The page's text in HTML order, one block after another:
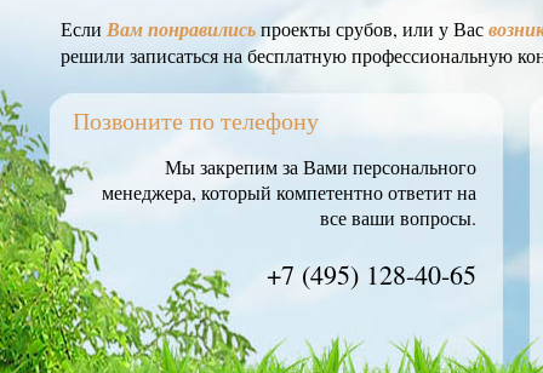
Позвоните по телефону
Мы закрепим за Вами персонального
менеджера, который компетентно ответит на
все ваши вопросы.
+7 (495) 128-40-65
Если Вам понравилисьпроекты срубов, или у Вас
решили записаться на бесплатную профессиональную